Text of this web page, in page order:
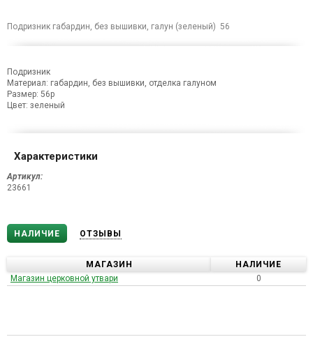
Подризник габардин, без вышивки, галун (зеленый) 56
Подризник
Материал: габардин, без вышивки, отделка галуном
Размер: 56р
Цвет: зеленый
Характеристики
Артикул:
23661
НАЛИЧИЕ ОТЗЫВЫ
МАГАЗИН
НАЛИЧИЕ
Магазин церковной утвари
0